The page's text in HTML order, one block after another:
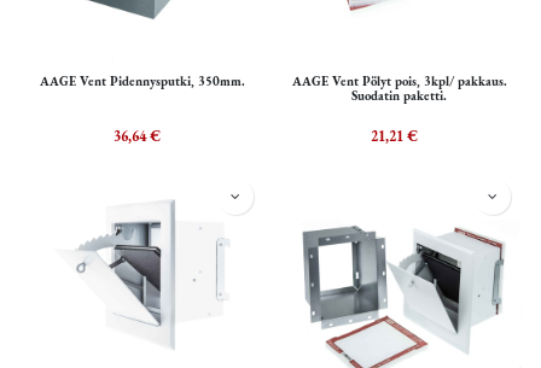
AAGE Vent Pidennysputki, 350mm.
36,64€
AAGE Vent Pölyt pois, 3kpl/ pakkaus.
Suodatin paketti.
21,21€